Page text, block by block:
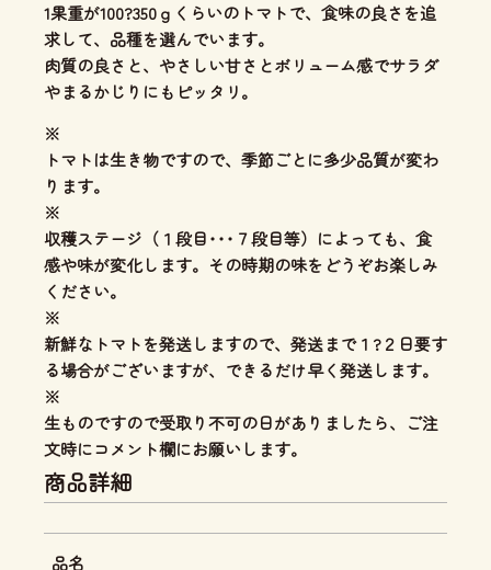
1果重が100?350ｇくらいのトマトで、食味の良さを追
求して、品種を選んでいます。
肉質の良さと、やさしい甘さとボリューム感でサラダ
やまるかじりにもピッタリ。
※
トマトは生き物ですので、季節ごとに多少品質が変わ
ります。
※
収穫ステージ（１段目･･･７段目等）によっても、食
感や味が変化します。その時期の味をどうぞお楽しみ
ください。
※
新鮮なトマトを発送しますので、発送まで１?２日要す
る場合がございますが、できるだけ早く発送します。
※
生ものですので受取り不可の日がありましたら、ご注
文時にコメント欄にお願いします。
商品詳細
品名